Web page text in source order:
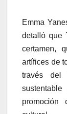
Emma
detalló que
certamen,
artífices de
través del
promoción